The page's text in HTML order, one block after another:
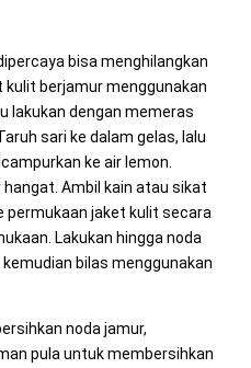
bisa menghilangkan
berjamur menggunakan
lakukan dengan memeras
sari ke dalam gelas, lalu
ke air lemon.
Ambil kain atau sikat
permukaan jaket kulit secara
Lakukan hingga noda
bilas menggunakan
noda jamur,
pula untuk membersihkan